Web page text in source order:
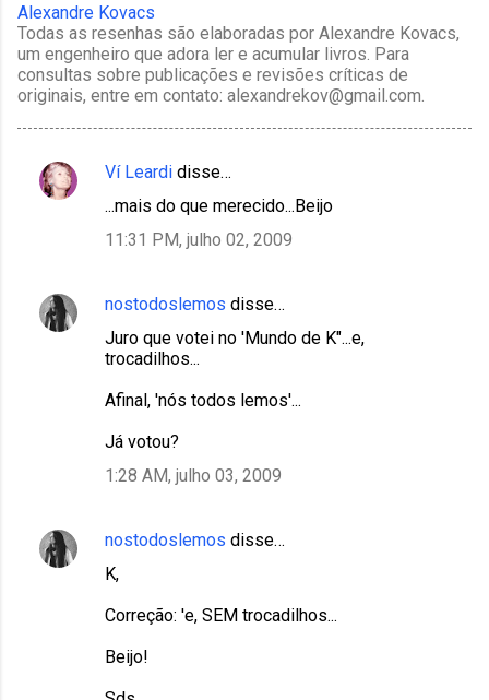
Alexandre Kovacs
Todas as resenhas são elaboradas por Alexandre Kovacs,
um engenheiro que adora ler e acumular livros. Para
consultas sobre publicações e revisões críticas de
originais, entre em contato: alexandrekov@gmail.com.
C
n
Ví Leardi disse…
...mais do que merecido...Beijo
11:31 PM, julho 02, 2009
nostodoslemos disse…
Juro que votei no 'Mundo de K"...e,
trocadilhos...
Afinal, 'nós todos lemos'...
Já votou?
1:28 AM, julho 03, 2009
nostodoslemos disse…
K,
Correção: 'e, SEM trocadilhos...
Beijo!